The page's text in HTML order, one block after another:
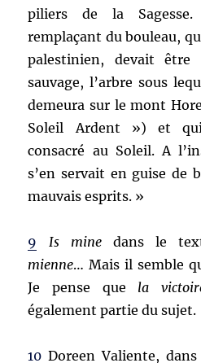
piliers de la
remplaçant du bouleau,
palestinien, devait être
sauvage, l’arbre sous
demeura sur le mont
Soleil Ardent ») et
consacré au Soleil. A
s’en servait en guise de
mauvais esprits. »
9 Is minedans le
mienne… Mais il semble
Je pense que la
également partie du sujet.
10Doreen Valiente,